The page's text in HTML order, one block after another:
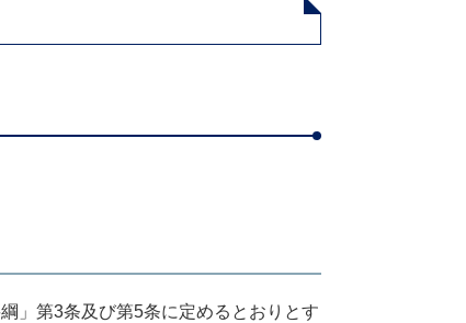
」第3条及び第5条に定めるとおりとす